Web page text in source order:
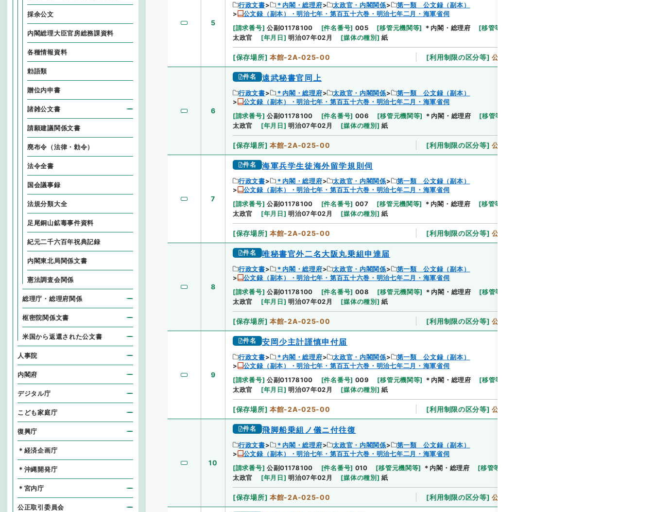
5
行政文書 ＊内閣・総理府 太政官・内閣関係
第一類 公文録（副本）
公文録（副本）・明治七年・第百五十六巻・明治七年二月・海軍省伺
[請求番号] 公副01178100 [件名番号] 005 [移管元機関等] ＊内閣・総理府 [移管等年度
太政官
[年月日] 明治07年02月 [媒体の種別 ] 紙
[保存場所] 本館-2A-025-00 [利用制限の区分等] 公開
6
件名 遠武秘書官同上
行政文書 ＊内閣・総理府 太政官・内閣関係
第一類 公文録（副本）
公文録（副本）・明治七年・第百五十六巻・明治七年二月・海軍省伺
[請求番号] 公副01178100 [件名番号] 006 [移管元機関等] ＊内閣・総理府 [移管等年度
太政官
[年月日] 明治07年02月 [媒体の種別 ] 紙
[保存場所] 本館-2A-025-00 [利用制限の区分等] 公開
7
件名 海軍兵学生徒海外留学規則伺
行政文書 ＊内閣・総理府 太政官・内閣関係
第一類 公文録（副本）
公文録（副本）・明治七年・第百五十六巻・明治七年二月・海軍省伺
[請求番号] 公副01178100 [件名番号] 007 [移管元機関等] ＊内閣・総理府 [移管等年度
太政官
[年月日] 明治07年02月 [媒体の種別 ] 紙
[保存場所] 本館-2A-025-00 [利用制限の区分等] 公開
8
件名 唯秘書官外二名大阪丸乗組申達届
行政文書 ＊内閣・総理府 太政官・内閣関係
第一類 公文録（副本）
公文録（副本）・明治七年・第百五十六巻・明治七年二月・海軍省伺
[請求番号] 公副01178100 [件名番号] 008 [移管元機関等] ＊内閣・総理府 [移管等年度
太政官
[年月日] 明治07年02月 [媒体の種別 ] 紙
[保存場所] 本館-2A-025-00 [利用制限の区分等] 公開
9
件名 安岡少主計謹慎申付届
行政文書 ＊内閣・総理府 太政官・内閣関係
第一類 公文録（副本）
公文録（副本）・明治七年・第百五十六巻・明治七年二月・海軍省伺
[請求番号] 公副01178100 [件名番号] 009 [移管元機関等] ＊内閣・総理府 [移管等年度
太政官
[年月日] 明治07年02月 [媒体の種別 ] 紙
[保存場所] 本館-2A-025-00 [利用制限の区分等] 公開
10
件名 飛脚船乗組ノ儀ニ付往復
行政文書 ＊内閣・総理府 太政官・内閣関係
第一類 公文録（副本）
公文録（副本）・明治七年・第百五十六巻・明治七年二月・海軍省伺
[請求番号] 公副01178100 [件名番号] 010 [移管元機関等] ＊内閣・総理府 [移管等年度
太政官
[年月日] 明治07年02月 [媒体の種別 ] 紙
[保存場所] 本館-2A-025-00 [利用制限の区分等] 公開
採余公文
内閣総理大臣官房総務課資料
各種情報資料
勅語類
贈位内申書
諸雑公文書
請願建議関係文書
廃布令（法律・勅令）
法令全書
国会議事録
法規分類大全
足尾銅山鉱毒事件資料
紀元二千六百年祝典記録
内閣東北局関係文書
憲法調査会関係
総理庁・総理府関係
枢密院関係文書
米国から返還された公文書
人事院
内閣府
デジタル庁
こども家庭庁
復興庁
＊経済企画庁
＊沖縄開発庁
＊宮内庁
公正取引委員会